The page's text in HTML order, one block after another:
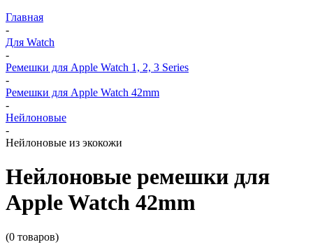
Главная
-
Для Watch
-
Ремешки для Apple Watch 1, 2, 3 Series
-
Ремешки для Apple Watch 42mm
-
Нейлоновые
-
Нейлоновые из экокожи
Нейлоновые ремешки для
Apple Watch 42mm
(0 товаров)